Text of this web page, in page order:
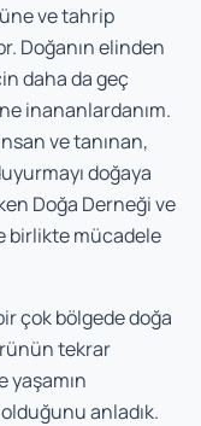
ve tahrip
Doğanın elinden
daha da geç
inananlardanım.
ve tanınan,
doğaya
Doğa Derneği ve
birlikte mücadele
çok bölgede doğa
tekrar
yaşamın
anladık.